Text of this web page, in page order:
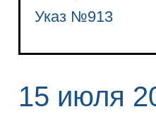
Указ №913
15 июля